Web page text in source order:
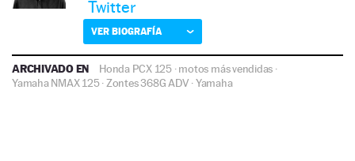
Twitter
VER BIOGRAFÍA
ARCHIVADO EN Honda PCX 125 ·motos más vendidas ·
Yamaha NMAX 125·Zontes 368G ADV ·Yamaha